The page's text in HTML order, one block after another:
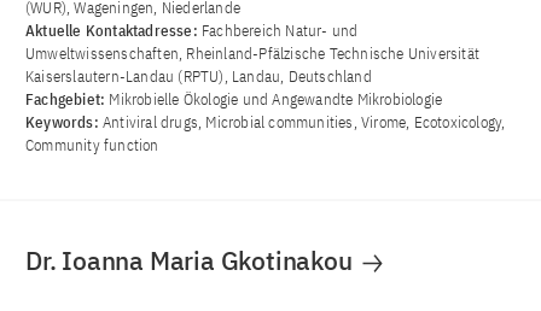
(WUR), Wageningen, Niederlande
Aktuelle Kontaktadresse: Fachbereich Natur- und
Umweltwissenschaften, Rheinland-Pfälzische Technische Universität
Kaiserslautern-Landau (RPTU), Landau, Deutschland
Fachgebiet: Mikrobielle Ökologie und Angewandte Mikrobiologie
Keywords: Antiviral drugs, Microbial communities, Virome, Ecotoxicology,
Community function
Dr. Ioanna Maria Gkotinakou